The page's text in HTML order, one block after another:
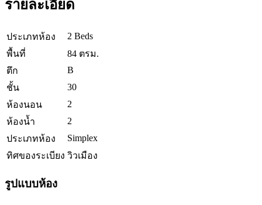
รายละเอียด
ประเภทห้อง
2 Beds
พื้นที่
84 ตรม.
ตึก
B
ชั้น
30
ห้องนอน
2
ห้องน้ำ
2
ประเภทห้อง
Simplex
ทิศของระเบียง วิวเมือง
รูปแบบห้อง